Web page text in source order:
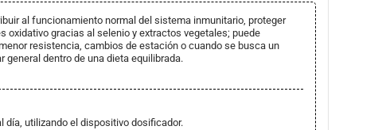
al funcionamiento normal del sistema inmunitario, proteger
oxidativo gracias al selenio y extractos vegetales; puede
resistencia, cambios de estación o cuando se busca un
general dentro de una dieta equilibrada.
día, utilizando el dispositivo dosificador.